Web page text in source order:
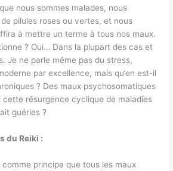
nous sommes malades, nous
pilules roses ou vertes, et nous
à mettre un terme à tous nos maux.
? Oui… Dans la plupart des cas et
Je ne parle même pas du stress,
par excellence, mais qu’en est-il
? Des maux psychosomatiques
cette résurgence cyclique de maladies
guéries ?
du Reiki :
principe que tous les maux